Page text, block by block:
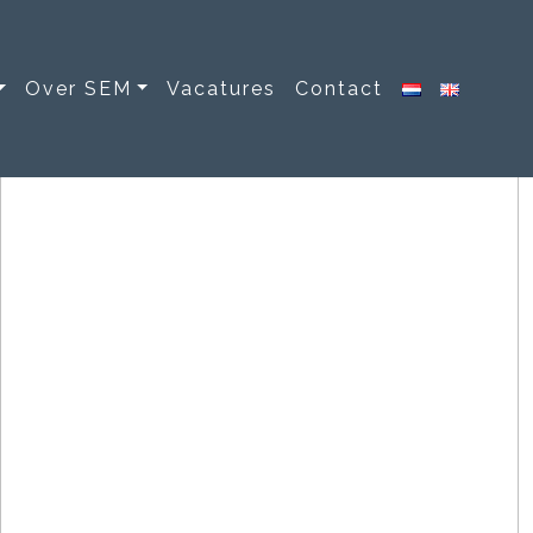
Over SEM Vacatures Contact